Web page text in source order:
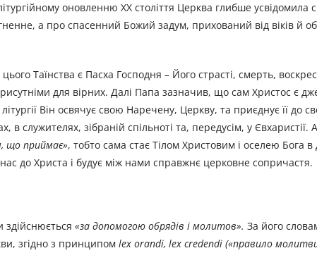
оновленню ХХ століття Церква глибше усвідомила
а про спасенний Божий задум, прихований від віків й
Таїнства є Пасха Господня – Його страсті, смерть,
для вірних. Далі Папа зазначив, що сам Христос є
Він освячує свою Наречену, Церкву, та приєднує її до
служителях, зібраній спільноті та, передусім, у
що приймає», тобто сама стає Тілом Христовим і оселею Бога в
до Христа і будує між нами справжнє церковне сопричастя.
здійснюється «за допомогою обрядів і молитов». За його
згідно з принципом lex orandi, lex credendi («правило